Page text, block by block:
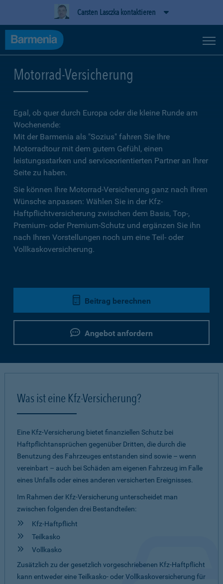
Carsten Lasczka kontaktieren
Motorrad-Versicherung
Egal, ob quer durch Europa oder die kleine Runde am
Wochenende:
Mit der Barmenia als "Sozius" fahren Sie Ihre
Motorradtour mit dem gutem Gefühl, einen
leistungsstarken und serviceorientierten Partner an Ihrer
Seite zu haben.
Sie können Ihre Motorrad-Versicherung ganz nach Ihren
Wünsche anpassen: Wählen Sie in der Kfz-
Haftpflichtversicherung zwischen dem Basis, Top-,
Premium- oder Premium-Schutz und ergänzen Sie ihn
nach Ihren Vorstellungen noch um eine Teil- oder
Vollkaskoversicherung.
Beitrag berechnen
Angebot anfordern
Was ist eine Kfz-Versicherung?
Eine Kfz-Versicherung bietet finanziellen Schutz bei
Haftpflichtansprüchen gegenüber Dritten, die durch die
Benutzung des Fahrzeuges entstanden sind sowie – wenn
vereinbart – auch bei Schäden am eigenen Fahrzeug im Falle
eines Unfalls oder eines anderen versicherten Ereignisses.
Im Rahmen der Kfz-Versicherung unterscheidet man
zwischen folgenden drei Bestandteilen:
Kfz-Haftpflicht
Teilkasko
Vollkasko
Zusätzlich zu der gesetzlich vorgeschriebenen Kfz-Haftpflicht
kann entweder eine Teilkasko- oder Vollkaskoversicherung für